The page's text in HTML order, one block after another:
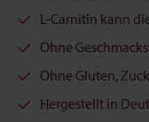
L-Carnitin kann
Ohne
Ohne Gluten,
Hergestellt in